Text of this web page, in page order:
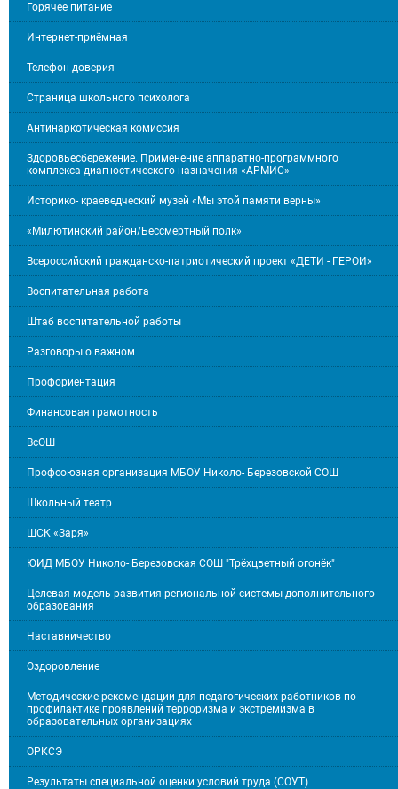
Горячее питание
Интернет-приёмная
Телефон доверия
Страница школьного психолога
Антинаркотическая комиссия
Здоровьесбережение. Применение аппаратно-программного
комплекса диагностического назначения «АРМИС»
Историко- краеведческий музей «Мы этой памяти верны»
«Милютинский район/Бессмертный полк»
Всероссийский гражданско-патриотический проект «ДЕТИ - ГЕРОИ»
Воспитательная работа
Штаб воспитательной работы
Разговоры о важном
Профориентация
Финансовая грамотность
ВсОШ
Профсоюзная организация МБОУ Николо- Березовской СОШ
Школьный театр
ШСК «Заря»
ЮИД МБОУ Николо- Березовская СОШ "Трёхцветный огонёк"
Целевая модель развития региональной системы дополнительного
образования
Наставничество
Оздоровление
Методические рекомендации для педагогических работников по
профилактике проявлений терроризма и экстремизма в
образовательных организациях
ОРКСЭ
Результаты специальной оценки условий труда (СОУТ)